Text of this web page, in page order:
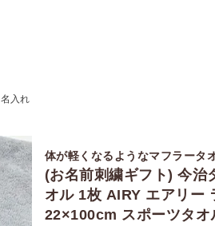
入れ
体が軽くなるようなマフラータ
(お名前刺繍ギフト) 今治
オル 1枚 AIRY エアリー
22×100cm スポーツタオ